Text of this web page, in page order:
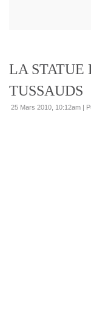
LA STATUE
TUSSAUDS
25 Mars 2010, 10:12am |